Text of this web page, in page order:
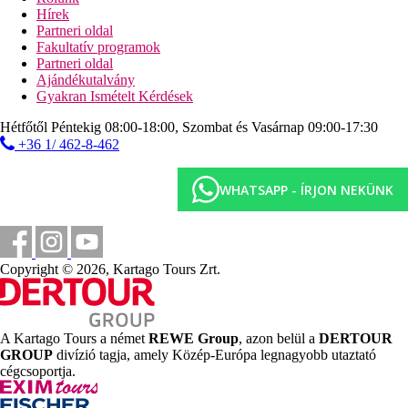
Sport és szórakozás térítés ellenében
vízi sportok a strandon
lovaglás
Ellátás
All Inclusive: minden étkezés büférendszerben (elő és
szerint), helyi alkoholos és alkoholmentes italok 10:00 és
24:00 óra között. Az All Inclusive szállodák szolgáltatásai
Az adott ország hivatalos besorolása: 3+*.
Távolságok
0 m
Távolság a tengerparttól
6 km
Városközpont
43 km
Távolság a legközelebbi repülőtértől
Hírek
Partneri oldal
Fakultatív programok
Partneri oldal
Ajándékutalvány
Gyakran Ismételt Kérdések
Hétfőtől Péntekig 08:00-18:00, Szombat és Vasárnap 09:00-17:30
+36 1/ 462-8-462
WHATSAPP - ÍRJON NEKÜNK
Copyright © 2026, Kartago Tours Zrt.
A Kartago Tours a német REWE Group, azon belül a DERTOUR
GROUP divízió tagja, amely Közép-Európa legnagyobb utaztató
cégcsoportja.